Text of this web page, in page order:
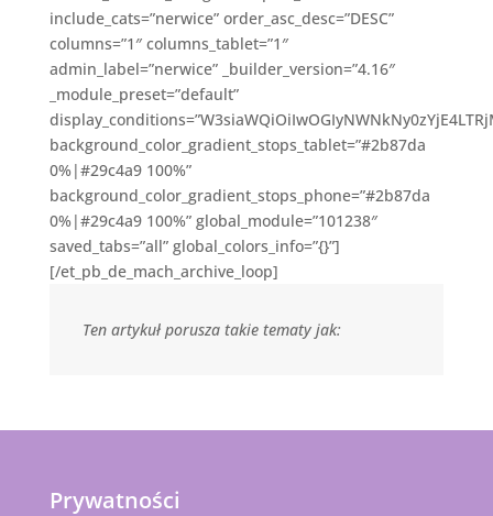
include_cats=”nerwice” order_asc_desc=”DESC”
columns=”1″ columns_tablet=”1″
admin_label=”nerwice” _builder_version=”4.16″
_module_preset=”default”
background_color_gradient_stops_tablet=”#2b87da
0%|#29c4a9 100%”
background_color_gradient_stops_phone=”#2b87da
0%|#29c4a9 100%” global_module=”101238″
saved_tabs=”all” global_colors_info=”{}”]
[/et_pb_de_mach_archive_loop]
Ten artykuł porusza takie tematy jak:
Prywatności